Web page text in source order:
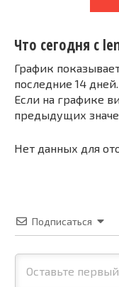
Что сегодня с
График
последние 14 дней.
Если на графике
предыдущих
Нет данных для
Подписаться